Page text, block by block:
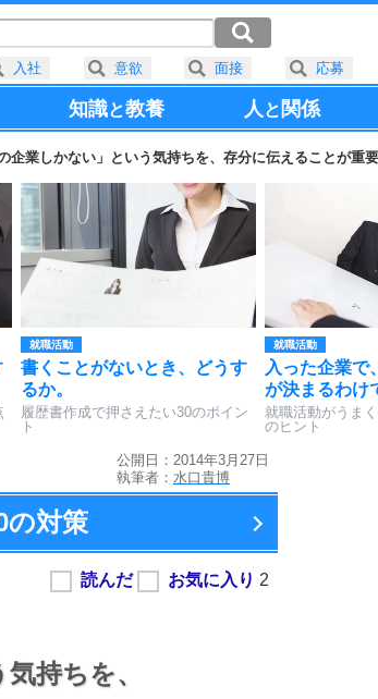
知識と教養 人と 関係
の企業しかない」という気持ちを、存分に伝えることが重要
就職活動
書くことがないとき、どうす
るか。
履歴書作成で押さえたい30のポイン
ト
就職活動
入った企業で
が決まるわけ
就職活動がうま
のヒント
公開日：2014年3月27日
執筆者： 水口貴博
の対策
持ちを、
入社 意欲 面接 応募